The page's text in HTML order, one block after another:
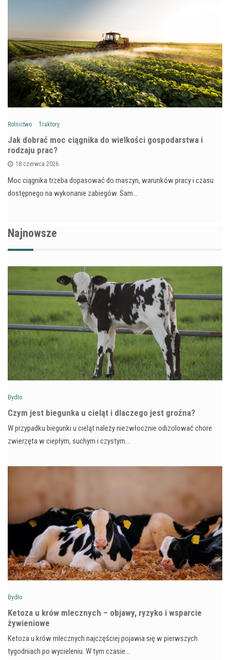
Rolnictwo Traktory
Jak dobrać moc ciągnika do wielkości gospodarstwa i
rodzaju prac?
18 czerwca 2026
Moc ciągnika trzeba dopasować do maszyn, warunków pracy i czasu
dostępnego na wykonanie zabiegów. Sam…
Najnowsze
Bydło
Czym jest biegunka u cieląt i dlaczego jest groźna?
W przypadku biegunki u cieląt należy niezwłocznie odizolować chore
zwierzęta w ciepłym, suchym i czystym…
Bydło
Ketoza u krów mlecznych – objawy, ryzyko i wsparcie
żywieniowe
Ketoza u krów mlecznych najczęściej pojawia się w pierwszych
tygodniach po wycieleniu. W tym czasie…